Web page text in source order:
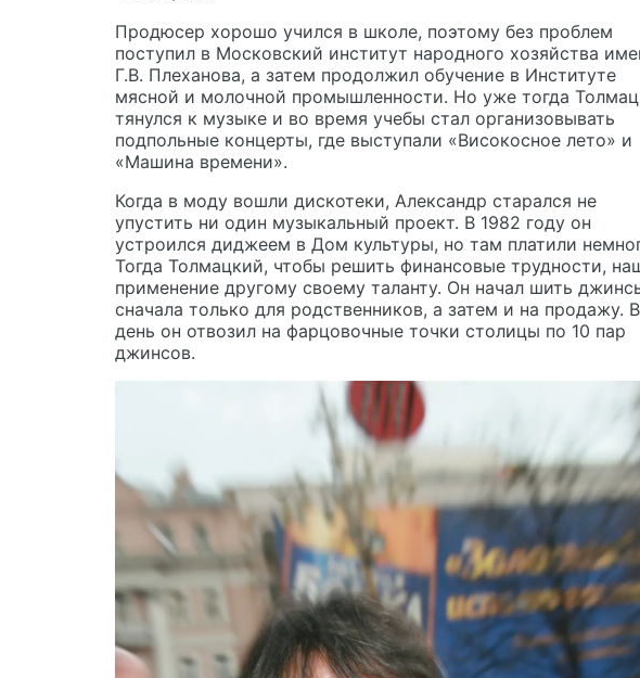
Продюсер хорошо учился в школе, поэтому без проблем
поступил в Московский институт народного хозяйства
Г.В. Плеханова, а затем продолжил обучение в Институте
мясной и молочной промышленности. Но уже тогда
тянулся к музыке и во время учебы стал организовывать
подпольные концерты, где выступали «Високосное лето» и
«Машина времени».
Когда в моду вошли дискотеки, Александр старался не
упустить ни один музыкальный проект. В 1982 году он
устроился диджеем в Дом культуры, но там платили
Тогда Толмацкий, чтобы решить финансовые трудности,
применение другому своему таланту. Он начал шить
сначала только для родственников, а затем и на продажу. В
день он отвозил на фарцовочные точки столицы по 10 пар
джинсов.